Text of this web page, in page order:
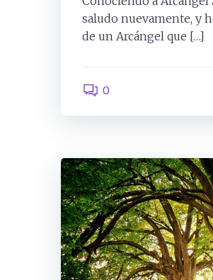
saludo nuevamente, y
de un Arcángel que […]
0